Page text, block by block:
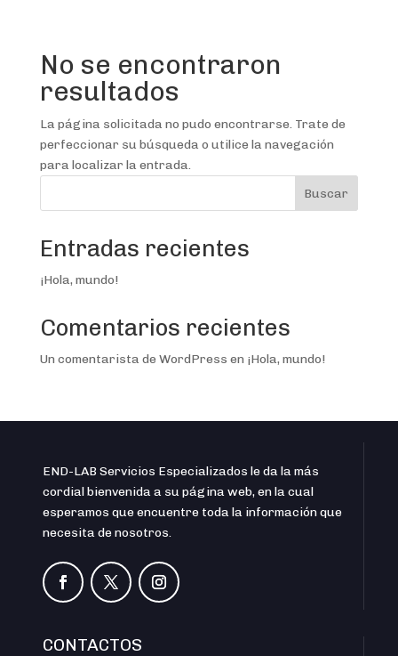
No se encontraron
resultados
La página solicitada no pudo encontrarse. Trate de
perfeccionar su búsqueda o utilice la navegación
para localizar la entrada.
Buscar
Entradas recientes
¡Hola, mundo!
Comentarios recientes
Un comentarista de WordPress en ¡Hola, mundo!
END-LAB Servicios Especializados le da la más
cordial bienvenida a su página web, en la cual
esperamos que encuentre toda la información que
necesita de nosotros.
CONTACTOS